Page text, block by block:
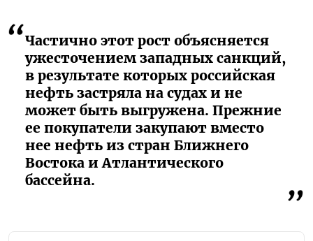
Частично этот рост объясняется
ужесточением западных санкций,
в результате которых российская
нефть застряла на судах и не
может быть выгружена. Прежние
ее покупатели закупают вместо
нее нефть из стран Ближнего
Востока и Атлантического
бассейна.